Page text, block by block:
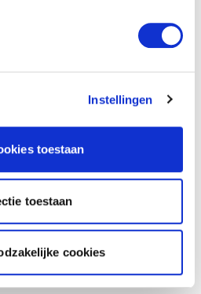
Instellingen
toestaan
toestaan
cookies